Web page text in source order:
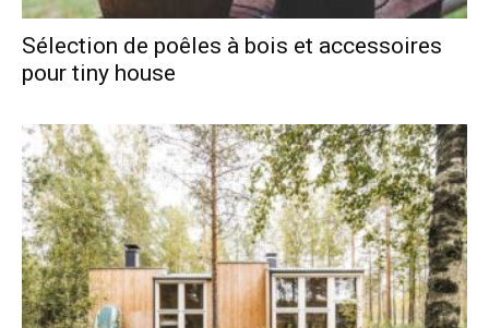
Sélection de poêles à bois et accessoires
pour tiny house